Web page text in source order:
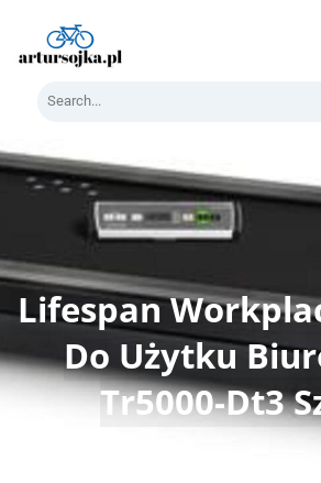
content
Lifespan
Do Użytku
Tr5000-Dt3